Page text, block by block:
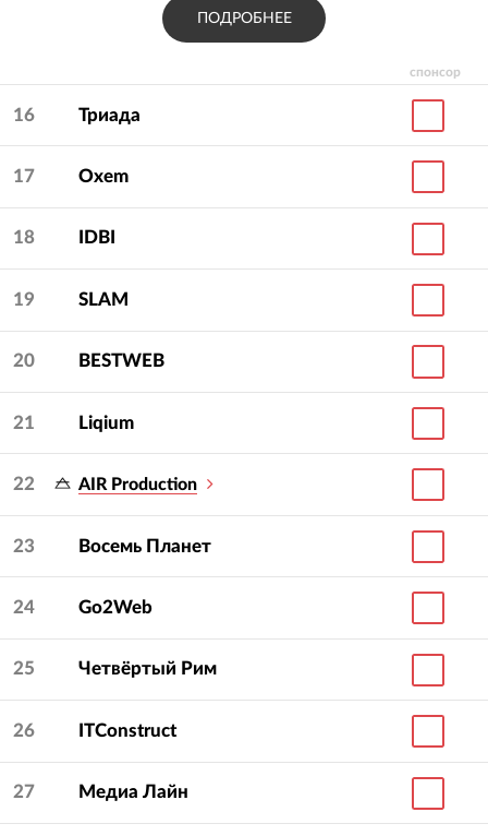
спонсор
ПОДРОБНЕЕ
16 Триада
17 Oxem
18 IDBI
19 SLAM
20 BESTWEB
21 Liqium
22 AIR Production
23 Восемь Планет
24 Go2Web
25 Четвёртый Рим
26 ITConstruct
27 Медиа Лайн